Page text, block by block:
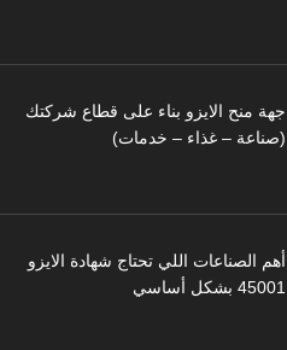
جهة منح الايزو بناء على قطاع شركتك
(صناعة – غذاء – خدمات)
أهم الصناعات اللي تحتاج شهادة الايزو
45001 بشكل أساسي